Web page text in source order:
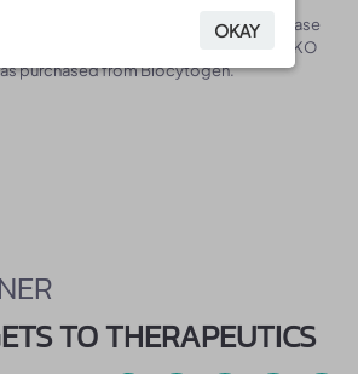
obtained using this animal model, please
as follows: The animal model [B-Fat2 KO
purchased from Biocytogen.
TO THERAPEUTICS
OKAY
OKAY